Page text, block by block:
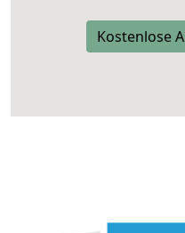
Kostenlose